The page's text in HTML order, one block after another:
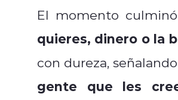
El momento
quieres, dinero o la
con dureza,
gente que les